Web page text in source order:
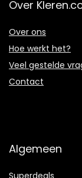
Over
Over ons
Hoe werkt het?
Veel gestelde
Contact
Algemeen